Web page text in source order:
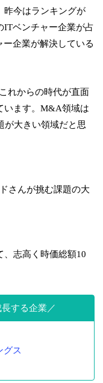
昨今はランキングが
ITベンチャー企業が占
企業が解決している
れからの時代が直面
います。M&A領域は
が大きい領域だと思
さんが挑む課題の大
、志高く時価総額10
する企業
グス